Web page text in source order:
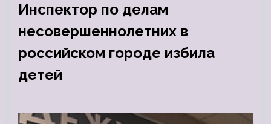
Инспектор по делам
несовершеннолетних в
российском городе избила
детей